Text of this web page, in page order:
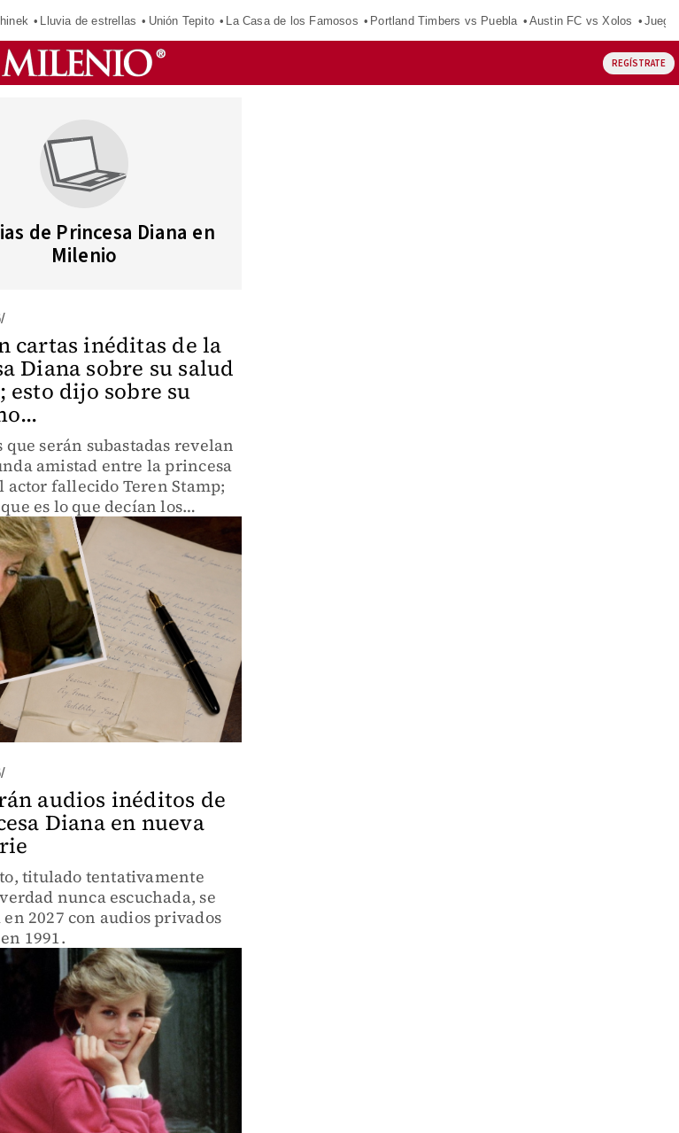
Lluvia de estrellas Unión Tepito La Casa de los Famosos Portland Timbers vs Puebla Austin FC vs Xolos
REGÍSTRATE
de Princesa Diana en
Milenio
cartas inéditas de la
Diana sobre su salud
esto dijo sobre su
que serán subastadas revelan
amistad entre la princesa
actor fallecido Teren Stamp;
es lo que decían los
audios inéditos de
Diana en nueva
titulado tentativamente
nunca escuchada, se
2027 con audios privados
1991.